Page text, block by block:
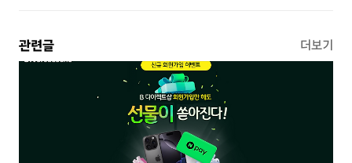
관련글 더보기